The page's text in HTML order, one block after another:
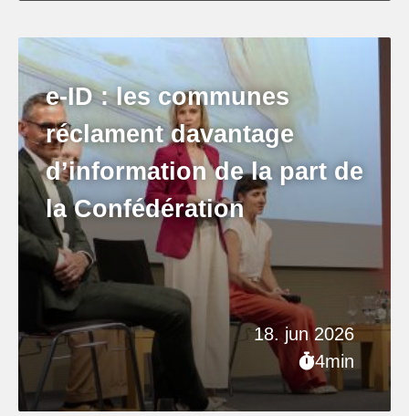
18. jun 2026
4min
e-ID : les communes
réclament davantage
d’information de la part de
la Confédération